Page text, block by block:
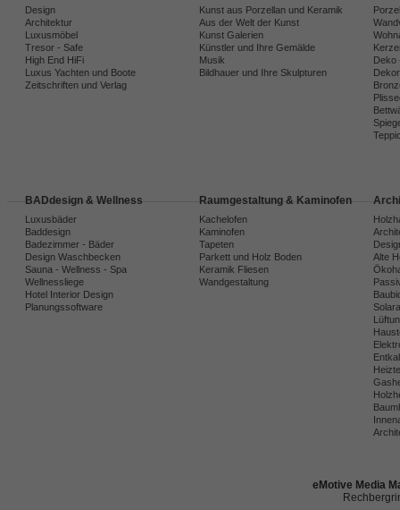
Design
Architektur
Luxusmöbel
Tresor - Safe
High End HiFi
Luxus Yachten und Boote
Zeitschriften und Verlag
Kunst aus Porzellan und Keramik
Aus der Welt der Kunst
Kunst Galerien
Künstler und Ihre Gemälde
Musik
Bildhauer und Ihre Skulpturen
Deko
BADdesign & Wellness
Luxusbäder
Baddesign
Badezimmer - Bäder
Design Waschbecken
Sauna - Wellness - Spa
Wellnessliege
Hotel Interior Design
Planungssoftware
Raumgestaltung & Kaminofen
Kachelofen
Kaminofen
Tapeten
Parkett und Holz Boden
Keramik Fliesen
Wandgestaltung
Alte
eMotive Media